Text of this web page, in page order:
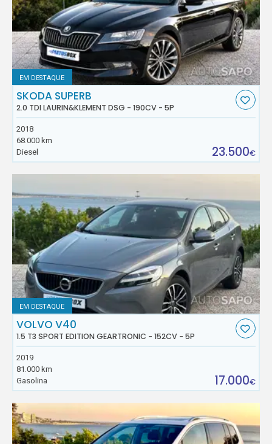
EM DESTAQUE
SKODA SUPERB
2.0 TDI LAURIN&KLEMENT DSG - 190CV - 5P
2018
68.000 km
Diesel
23.500€
EM DESTAQUE
VOLVO V40
1.5 T3 SPORT EDITION GEARTRONIC - 152CV - 5P
2019
81.000 km
Gasolina
17.000€